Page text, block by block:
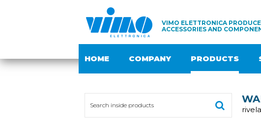
VIMO ELETTRONICA
ACCESSORIES AND
HOME COMPANY PRODUCTS